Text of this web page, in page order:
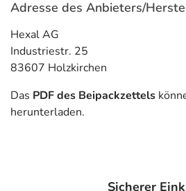
Was spricht gegen eine
Immer:
- Überempfindlichkeit gegen die
- Akute Herzschwäche bzw.
der durch eine Entgleisung ein
entsteht
Adresse des Anbieters/
Hexal AG
Industriestr. 25
83607 Holzkirchen
Das PDF des Beipackzettels
herunterladen.
Sicherer